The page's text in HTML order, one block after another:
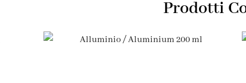
Prodotti